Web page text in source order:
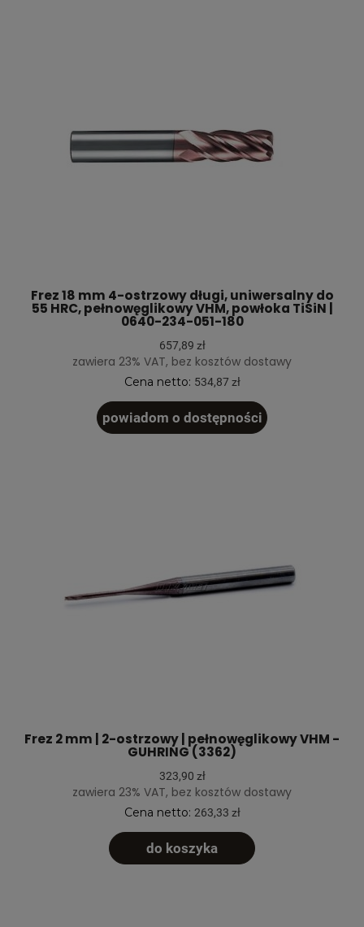
Frez 18 mm 4-ostrzowy długi, uniwersalny do
55 HRC, pełnowęglikowy VHM, powłoka TiSiN |
0640-234-051-180
657,89 zł
zawiera 23% VAT, bez kosztów dostawy
Cena netto: 534,87 zł
powiadom o dostępności
Frez 2 mm | 2-ostrzowy | pełnowęglikowy VHM -
GUHRING (3362)
323,90 zł
zawiera 23% VAT, bez kosztów dostawy
Cena netto: 263,33 zł
do koszyka